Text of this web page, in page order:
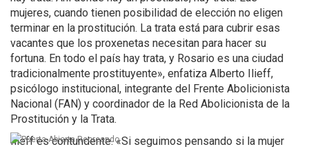
mujeres, cuando tienen posibilidad de elección no eligen
terminar en la prostitución. La trata está para cubrir esas
vacantes que los proxenetas necesitan para hacer su
fortuna. En todo el país hay trata, y Rosario es una ciudad
tradicionalmente prostituyente», enfatiza Alberto Ilieff,
psicólogo institucional, integrante del Frente Abolicionista
Nacional (FAN) y coordinador de la Red Abolicionista de la
Prostitución y la Trata.
Ilieff es contundente. «Si seguimos pensando si la mujer